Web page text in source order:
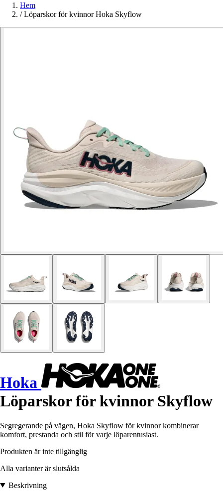
Hem
/ Löparskor för kvinnor Hoka Skyflow
Hoka
Löparskor för kvinnor Skyflow
Segregerande på vägen, Hoka Skyflow för kvinnor kombinerar
komfort, prestanda och stil för varje löparentusiast.
Produkten är inte tillgänglig
Alla varianter är slutsålda
Beskrivning